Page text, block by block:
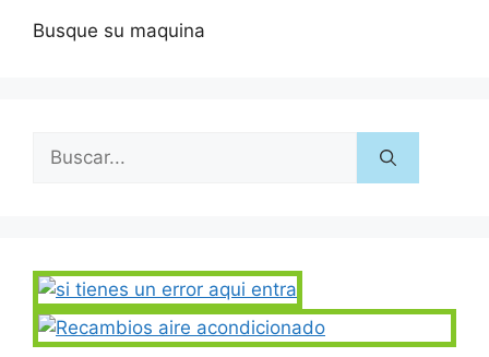
Busque su maquina